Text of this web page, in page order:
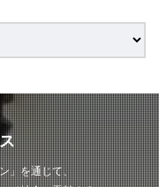
」を通じて、